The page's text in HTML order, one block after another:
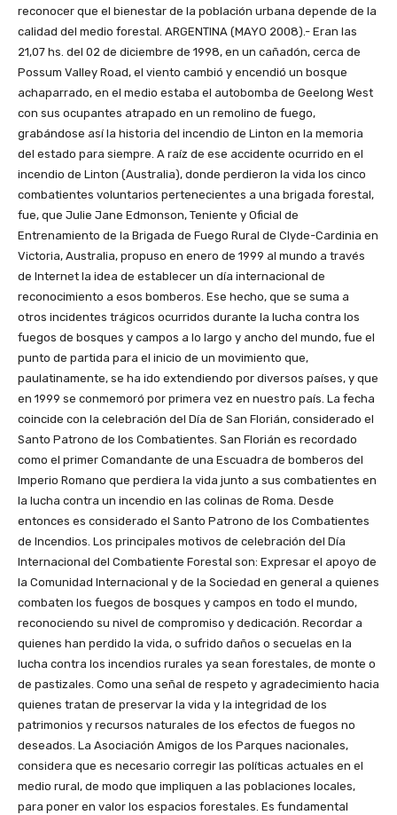
reconocer que el bienestar de la población urbana depende de la
calidad del medio forestal. ARGENTINA (MAYO 2008).- Eran las
21,07 hs. del 02 de diciembre de 1998, en un cañadón, cerca de
Possum Valley Road, el viento cambió y encendió un bosque
achaparrado, en el medio estaba el autobomba de Geelong West
con sus ocupantes atrapado en un remolino de fuego,
grabándose así la historia del incendio de Linton en la memoria
del estado para siempre. A raíz de ese accidente ocurrido en el
incendio de Linton (Australia), donde perdieron la vida los cinco
combatientes voluntarios pertenecientes a una brigada forestal,
fue, que Julie Jane Edmonson, Teniente y Oficial de
Entrenamiento de la Brigada de Fuego Rural de Clyde-Cardinia en
Victoria, Australia, propuso en enero de 1999 al mundo a través
de Internet la idea de establecer un día internacional de
reconocimiento a esos bomberos. Ese hecho, que se suma a
otros incidentes trágicos ocurridos durante la lucha contra los
fuegos de bosques y campos a lo largo y ancho del mundo, fue el
punto de partida para el inicio de un movimiento que,
paulatinamente, se ha ido extendiendo por diversos países, y que
en 1999 se conmemoró por primera vez en nuestro país. La fecha
coincide con la celebración del Día de San Florián, considerado el
Santo Patrono de los Combatientes. San Florián es recordado
como el primer Comandante de una Escuadra de bomberos del
Imperio Romano que perdiera la vida junto a sus combatientes en
la lucha contra un incendio en las colinas de Roma. Desde
entonces es considerado el Santo Patrono de los Combatientes
de Incendios. Los principales motivos de celebración del Día
Internacional del Combatiente Forestal son: Expresar el apoyo de
la Comunidad Internacional y de la Sociedad en general a quienes
combaten los fuegos de bosques y campos en todo el mundo,
reconociendo su nivel de compromiso y dedicación. Recordar a
quienes han perdido la vida, o sufrido daños o secuelas en la
lucha contra los incendios rurales ya sean forestales, de monte o
de pastizales. Como una señal de respeto y agradecimiento hacia
quienes tratan de preservar la vida y la integridad de los
patrimonios y recursos naturales de los efectos de fuegos no
deseados. La Asociación Amigos de los Parques nacionales,
considera que es necesario corregir las políticas actuales en el
medio rural, de modo que impliquen a las poblaciones locales,
para poner en valor los espacios forestales. Es fundamental